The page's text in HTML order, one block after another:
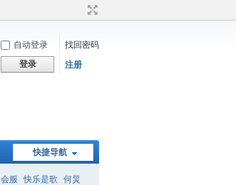
自动登录
找回密码
登录 注册
快捷导航
会服 快乐是歌 何炅